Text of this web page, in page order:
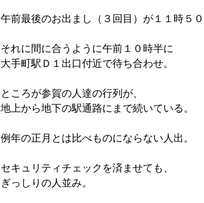
午前最後のお出まし（３回目）が１１時５０
それに間に合うように午前１０時半に
大手町駅Ｄ１出口付近で待ち合わせ。
ところが参賀の人達の行列が、
地上から地下の駅通路にまで続いている。
例年の正月とは比べものにならない人出。
セキュリティチェックを済ませても、
ぎっしりの人並み。